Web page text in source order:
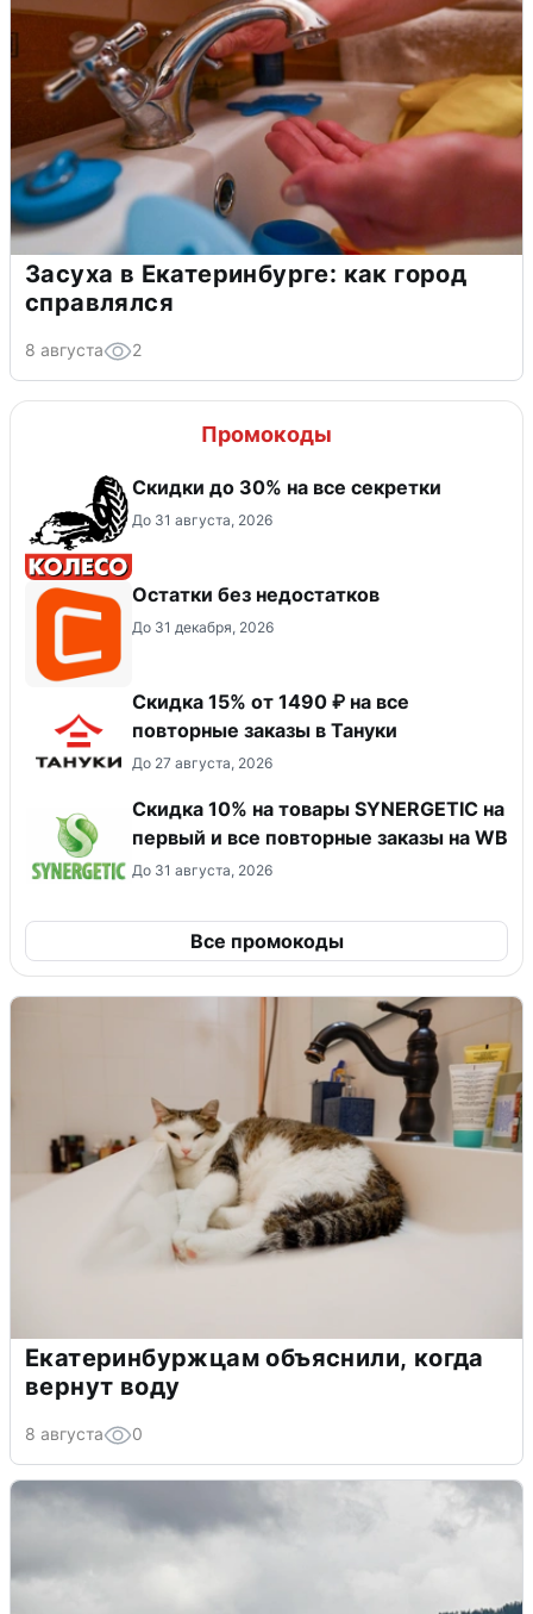
Засуха в Екатеринбурге: как город
справлялся
8 августа 2
Промокоды
Скидки до 30% на все секретки
До 31 августа, 2026
Остатки без недостатков
До 31 декабря, 2026
Скидка 15% от 1490 ₽ на все
повторные заказы в Тануки
До 27 августа, 2026
Скидка 10% на товары SYNERGETIC на
первый и все повторные заказы на WB
До 31 августа, 2026
Все промокоды
Екатеринбуржцам объяснили, когда
вернут воду
8 августа 0